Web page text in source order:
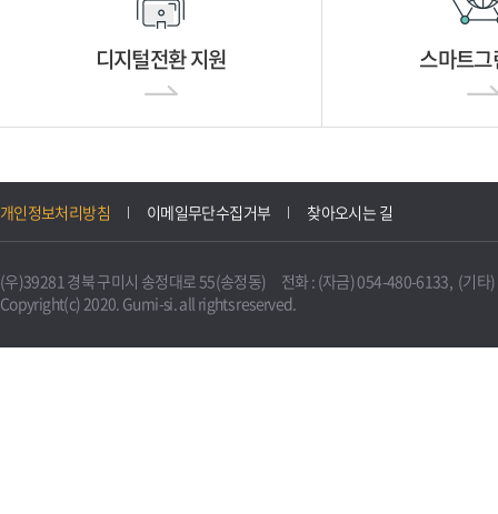
디지털전환 지원 스마트
개인정보처리방침 이메일무단수집거부 찾아오시는 길
(우)39281 경북 구미시 송정대로 55(송정동) 전화 : (자금) 054-480-6133, (기타
Copyright(c) 2020. Gumi-si. all rights reserved.